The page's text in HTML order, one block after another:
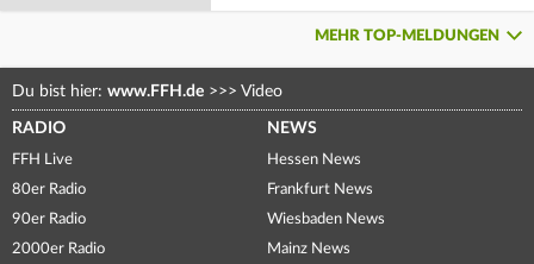
MEHR TOP-MELDUNGEN
Du bist hier: www.FFH.de >>> Video
RADIO
FFH Live
80er Radio
90er Radio
2000er Radio
NEWS
Hessen News
Frankfurt News
Wiesbaden News
Mainz News